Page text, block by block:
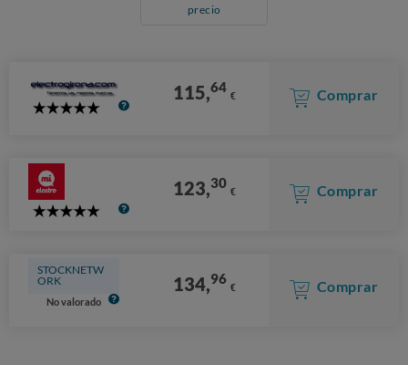
precio
5
115,64 € Comprar
5
123,30 € Comprar
STOCKNETW
ORK
No valorado
134,96 € Comprar